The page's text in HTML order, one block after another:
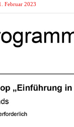
Februar 2023